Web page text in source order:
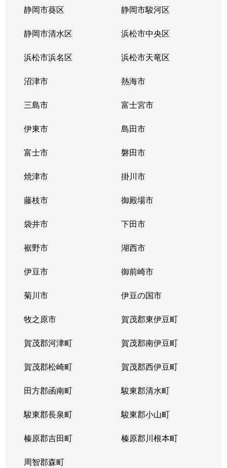
静岡市葵区 静岡市駿河区
静岡市清水区 浜松市中央区
浜松市浜名区 浜松市天竜区
沼津市 熱海市
三島市 富士宮市
伊東市 島田市
富士市 磐田市
焼津市 掛川市
藤枝市 御殿場市
袋井市 下田市
裾野市 湖西市
伊豆市 御前崎市
菊川市 伊豆の国市
牧之原市 賀茂郡東伊豆町
賀茂郡河津町 賀茂郡南伊豆町
賀茂郡松崎町 賀茂郡西伊豆町
田方郡函南町 駿東郡清水町
駿東郡長泉町 駿東郡小山町
榛原郡吉田町 榛原郡川根本町
周智郡森町